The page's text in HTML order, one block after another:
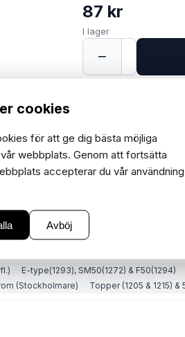
87 kr
I lager
−
E-type(1293), SM50(1272) & F50(1294)
(Stockholmare) Topper (1205 & 1215) &
cookies
för att ge dig bästa möjliga
webbplats. Genom att fortsätta
accepterar du vår
Avböj